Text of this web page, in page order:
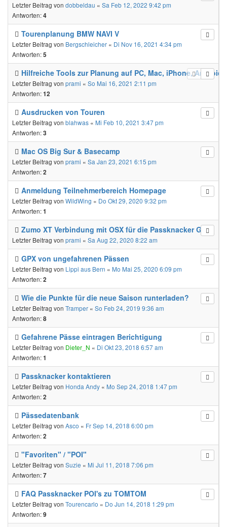
Letzter Beitrag von dobbeldau « Sa Feb 12, 2022 9:42 pm
Antworten:4
Tourenplanung BMW NAVI V
Letzter Beitrag von Bergschleicher « Di Nov 16, 2021 4:34 pm
Antworten:5
Hilfreiche Tools zur Planung auf PC, Mac, iPhone, Android
Letzter Beitrag von prami « So Mai 16, 2021 2:11 pm
Antworten:12
Ausdrucken von Touren
Letzter Beitrag von blahwas « Mi Feb 10, 2021 3:47 pm
Antworten:3
Mac OS Big Sur & Basecamp
Letzter Beitrag von prami « Sa Jan 23, 2021 6:15 pm
Antworten:2
Anmeldung Teilnehmerbereich Homepage
Letzter Beitrag von WildWing « Do Okt 29, 2020 9:32 pm
Antworten:1
Zumo XT Verbindung mit OSX für die Passknacker GPI
Letzter Beitrag von prami « Sa Aug 22, 2020 8:22 am
GPX von ungefahrenen Pässen
Letzter Beitrag von Lippi aus Bern « Mo Mai 25, 2020 6:09 pm
Antworten:2
Wie die Punkte für die neue Saison runterladen?
Letzter Beitrag von Tramper « So Feb 24, 2019 9:36 am
Antworten:8
Gefahrene Pässe eintragen Berichtigung
Letzter Beitrag von Dieter_N « Di Okt 23, 2018 6:57 am
Antworten:1
Passknacker kontaktieren
Letzter Beitrag von Honda Andy « Mo Sep 24, 2018 1:47 pm
Antworten:2
Pässedatenbank
Letzter Beitrag von Asco « Fr Sep 14, 2018 6:00 pm
Antworten:2
"Favoriten" / "POI"
Letzter Beitrag von Suzie « Mi Jul 11, 2018 7:06 pm
Antworten:7
FAQ Passknacker POI's zu TOMTOM
Letzter Beitrag von Tourencarlo « Do Jun 14, 2018 1:29 pm
Antworten:9